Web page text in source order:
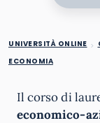
UNIVERSITÀ ONLINE
ECONOMIA
Il corso di
economico-